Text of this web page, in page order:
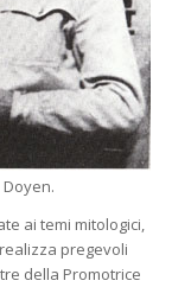
ai temi mitologici,
pregevoli
della Promotrice